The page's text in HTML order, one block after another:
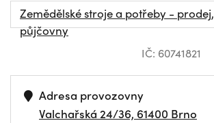
Zemědělské stroje a potřeby - prodej,
půjčovny
IČ: 60741821
Adresa provozovny
Valchařská 24/36, 61400 Brno